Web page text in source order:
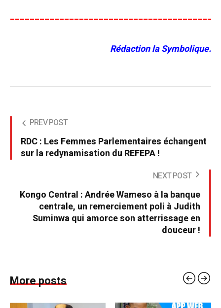
Rédaction la Symbolique.
PREV POST
RDC : Les Femmes Parlementaires échangent
sur la redynamisation du REFEPA !
NEXT POST
Kongo Central : Andrée Wameso à la banque
centrale, un remerciement poli à Judith
Suminwa qui amorce son atterrissage en
douceur !
More posts